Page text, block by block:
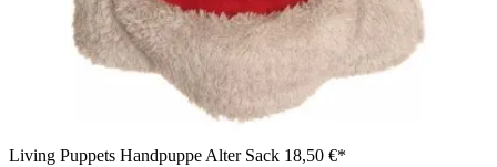
Living Puppets Handpuppe Alter Sack 18,50 €*